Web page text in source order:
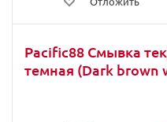
Pacific88 Смывка
темная (Dark brown